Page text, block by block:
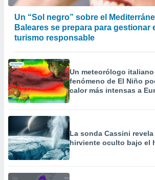
Un “Sol negro” sobre el
Baleares se prepara para gestionar
turismo responsable
Un meteorólogo
fenómeno de El Niño
calor más intensas a
La sonda Cassini
hirviente oculto bajo el